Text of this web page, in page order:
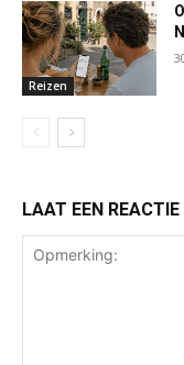
Reizen
LAAT EEN